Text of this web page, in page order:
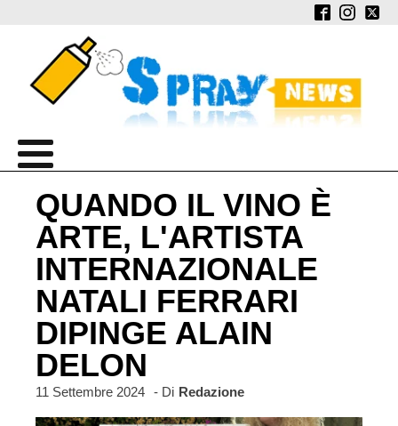
QUANDO IL VINO È
ARTE, L'ARTISTA
INTERNAZIONALE
NATALI FERRARI
DIPINGE ALAIN
DELON
11 Settembre 2024 - Di Redazione